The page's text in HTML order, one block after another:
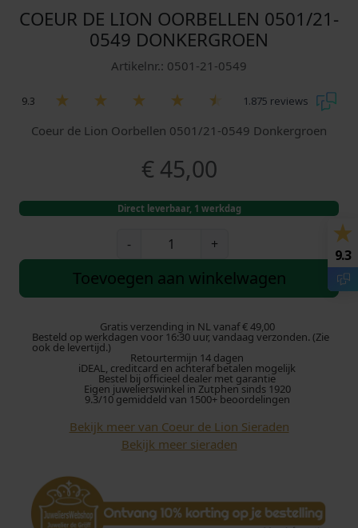
COEUR DE LION OORBELLEN 0501/21-
0549 DONKERGROEN
Artikelnr.: 0501-21-0549
9.3 1.875 reviews
Coeur de Lion Oorbellen 0501/21-0549 Donkergroen
€45,00
Direct leverbaar, 1 werkdag
-
e
d
e
i
o
O
o
e
l
+
Toevoegen aan winkelwagen
Gratis verzending in NL vanaf € 49,00
Besteld op werkdagen voor 16:30 uur, vandaag verzonden. (Zie
ook de levertijd.)
Retourtermijn 14 dagen
iDEAL, creditcard en achteraf betalen mogelijk
Bestel bij officieel dealer met garantie
Eigen juwelierswinkel in Zutphen sinds 1920
9.3/10 gemiddeld van 1500+ beoordelingen
Bekijk meer van Coeur de Lion Sieraden
Bekijk meer sieraden
9.3